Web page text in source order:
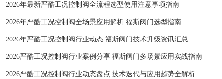
2026年最新严酷工况控制阀全流程选型使用注意事项指南
2026年严酷工况控制阀全场景应用解析 福斯阀门选型指南
2026年严酷工况控制阀行业动态 福斯阀门技术升级资讯汇总
2026严酷工况控制阀行业案例分享 福斯阀门多场景应用实战指南
2026严酷工况控制阀行业动态盘点 技术迭代与应用趋势全解析